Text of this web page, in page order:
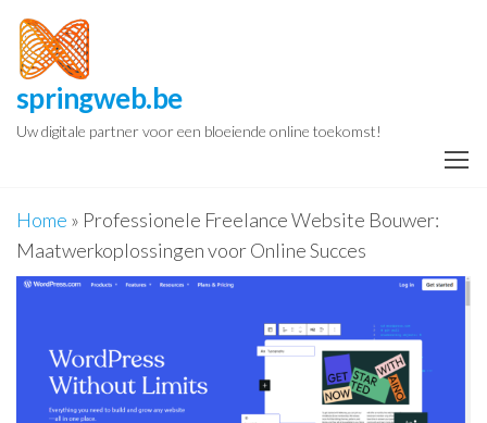
Spring
naar
de
inhoud
springweb.be
Uw digitale partner voor een bloeiende online toekomst!
Home » Professionele Freelance Website Bouwer:
Maatwerkoplossingen voor Online Succes